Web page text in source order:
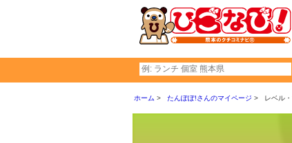
ホーム たんぽぽ!さんのマイページ レベル